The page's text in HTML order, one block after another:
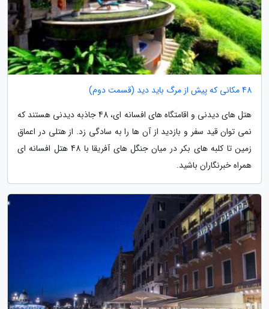
48 مکانی که پیش از مرگ باید دید (قسمت دوم)
هتل های دیدنی و اقامتگاه های افسانه ای، 48 جاذبه دیدنی هستند که
نمی توان قید سفر و بازدید از آن ها را به سادگی زد. از هتلی در اعماق
زمین تا کلبه های بکر در میان جنگل های آفریقا با 48 هتل افسانه ای
همراه خبرنگاران باشید.